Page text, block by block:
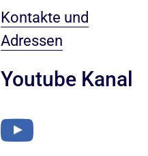
Kontakte und
Adressen
Youtube Kanal